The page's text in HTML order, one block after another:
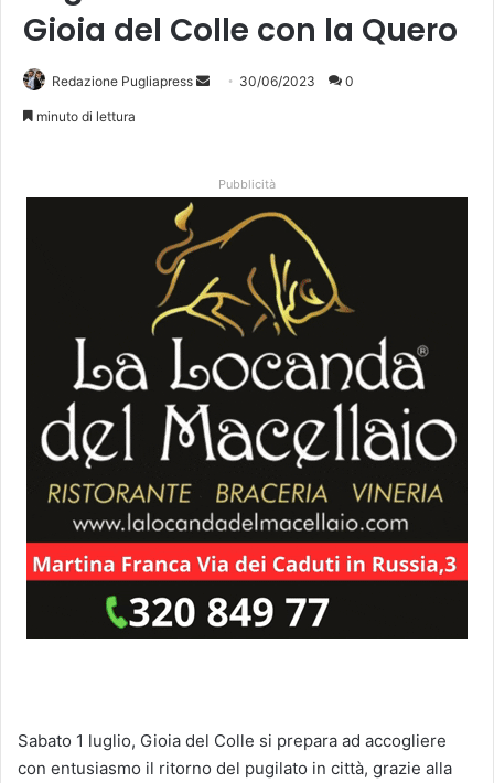
Gioia del Colle con la Quero
Redazione Pugliapress
Invia 30/06/2023 0
minuto di lettura
Pubblicità
Sabato 1 luglio, Gioia del Colle si prepara ad accogliere
con entusiasmo il ritorno del pugilato in città, grazie alla